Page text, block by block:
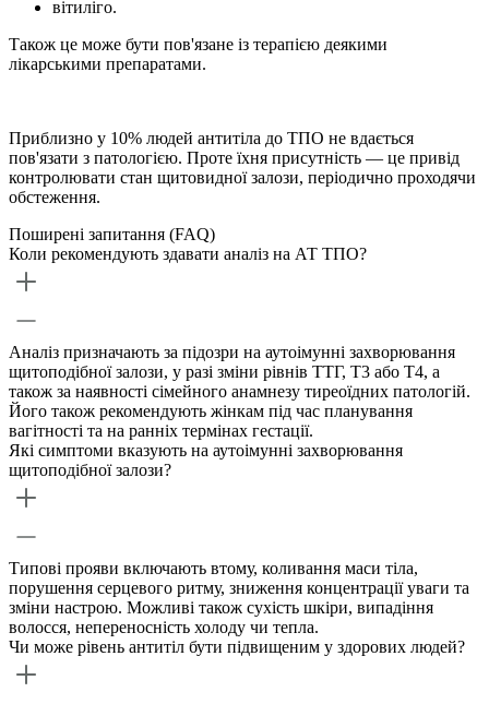
вітиліго.
Також це може бути пов'язане із терапією деякими
лікарськими препаратами.
Приблизно у 10% людей антитіла до ТПО не вдається
пов'язати з патологією. Проте їхня присутність — це привід
контролювати стан щитовидної залози, періодично проходячи
обстеження.
Поширені запитання (FAQ)
Коли рекомендують здавати аналіз на АТ ТПО?
Аналіз призначають за підозри на аутоімунні захворювання
щитоподібної залози, у разі зміни рівнів ТТГ, Т3 або Т4, а
також за наявності сімейного анамнезу тиреоїдних патологій.
Його також рекомендують жінкам під час планування
вагітності та на ранніх термінах гестації.
Які симптоми вказують на аутоімунні захворювання
щитоподібної залози?
Типові прояви включають втому, коливання маси тіла,
порушення серцевого ритму, зниження концентрації уваги та
зміни настрою. Можливі також сухість шкіри, випадіння
волосся, непереносність холоду чи тепла.
Чи може рівень антитіл бути підвищеним у здорових людей?